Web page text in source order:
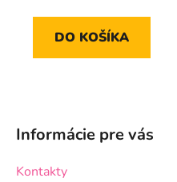
DO KOŠÍKA
Informácie pre vás
Kontakty